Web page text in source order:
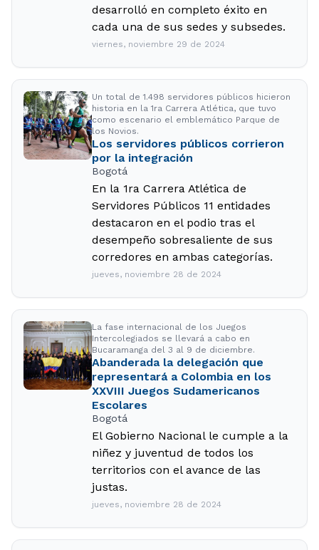
desarrolló en completo éxito en
cada una de sus sedes y subsedes.
viernes, noviembre 29 de 2024
Un total de 1.498 servidores públicos hicieron
historia en la 1ra Carrera Atlética, que tuvo
como escenario el emblemático Parque de
los Novios.
Los servidores públicos corrieron
por la integración
Bogotá
En la 1ra Carrera Atlética de
Servidores Públicos 11 entidades
destacaron en el podio tras el
desempeño sobresaliente de sus
corredores en ambas categorías.
jueves, noviembre 28 de 2024
La fase internacional de los Juegos
Intercolegiados se llevará a cabo en
Bucaramanga del 3 al 9 de diciembre.
Abanderada la delegación que
representará a Colombia en los
XXVIII Juegos Sudamericanos
Escolares
Bogotá
El Gobierno Nacional le cumple a la
niñez y juventud de todos los
territorios con el avance de las
justas.
jueves, noviembre 28 de 2024